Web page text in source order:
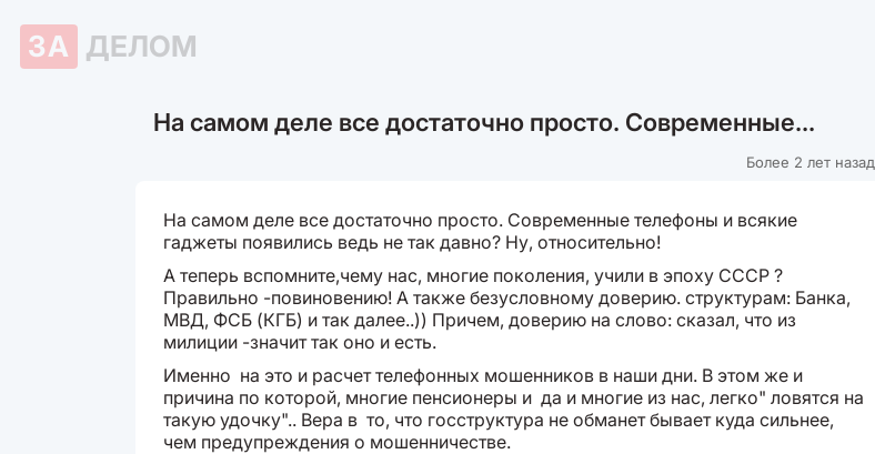
ЗА ДЕЛОМ
На самом деле все достаточно просто. Современные...
Более 2 лет назад
На самом деле все достаточно просто. Современные телефоны и всякие
гаджеты появились ведь не так давно? Ну, относительно!
А теперь вспомните,чему нас, многие поколения, учили в эпоху СССР ?
Правильно -повиновению! А также безусловному доверию. структурам: Банка,
МВД, ФСБ (КГБ) и так далее..)) Причем, доверию на слово: сказал, что из
милиции -значит так оно и есть.
Именно на это и расчет телефонных мошенников в наши дни. В этом же и
причина по которой, многие пенсионеры и да и многие из нас, легко" ловятся на
такую удочку".. Вера в то, что госструктура не обманет бывает куда сильнее,
чем предупреждения о мошенничестве.